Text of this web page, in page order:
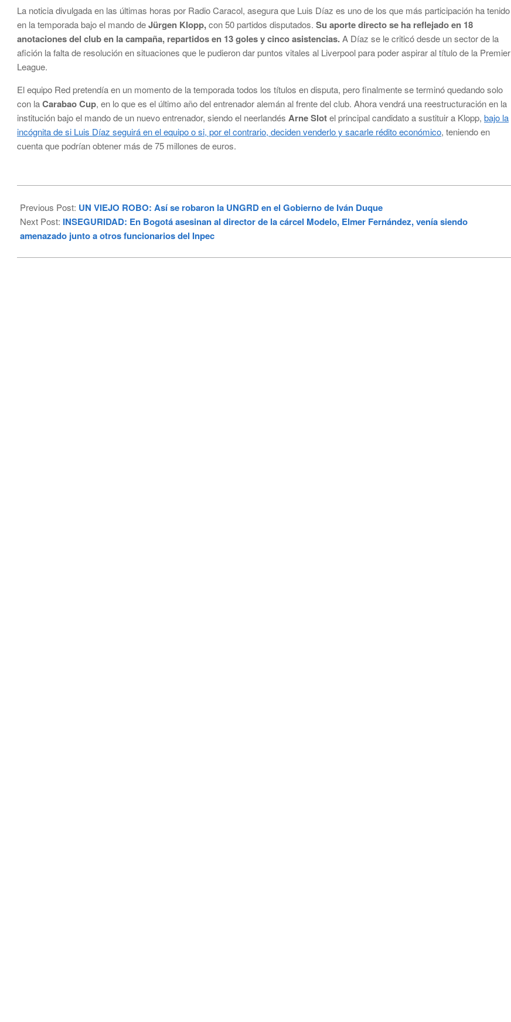
La noticia divulgada en las últimas horas por Radio Caracol, asegura que Luis Díaz es uno de los que más participación ha tenido
en la temporada bajo el mando deJürgen Klopp,con 50 partidos disputados. Su aporte directo se ha reflejado en 18
anotaciones del club en la campaña, repartidos en 13 goles y cinco asistencias.A Díaz se le criticó desde un sector de la
afición la falta de resolución en situaciones que le pudieron dar puntos vitales al Liverpool para poder aspirar al título de la Premier
League.
El equipo Red pretendía en un momento de la temporada todos los títulos en disputa, pero finalmente se terminó quedando solo
con laCarabao Cup, en lo que es el último año del entrenador alemán al frente del club. Ahora vendrá una reestructuración en la
institución bajo el mando de un nuevo entrenador, siendo el neerlandés Arne Slotel principal candidato a sustituir a Klopp, bajo la
incógnita de si Luis Díaz seguirá en el equipo o si, por el contrario, deciden venderlo y sacarle rédito económico, teniendo en
cuenta que podrían obtener más de 75 millones de euros.
05-
16
Previous Post: UN VIEJO ROBO: Así se robaron la UNGRD en el Gobierno de Iván Duque
Next Post: INSEGURIDAD: En Bogotá asesinan al director de la cárcel Modelo, Elmer Fernández, venía siendo
amenazado junto a otros funcionarios del Inpec